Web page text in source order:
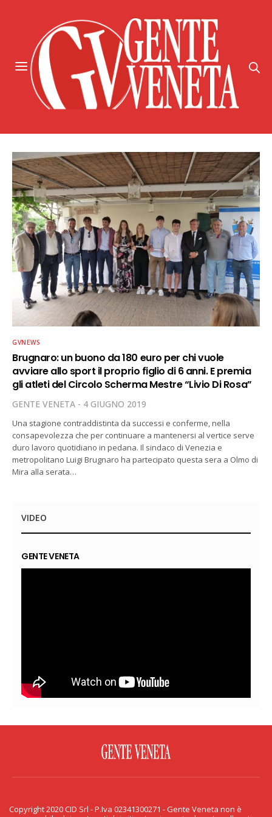
GVNEWS
Brugnaro: un buono da 180 euro per chi vuole
avviare allo sport il proprio figlio di 6 anni. E premia
gli atleti del Circolo Scherma Mestre “Livio Di Rosa”
GENTE VENETA 4 GIUGNO 2019
Una stagione contraddistinta da successi e conferme, nella
consapevolezza che per continuare a mantenersi al vertice serve
duro lavoro quotidiano in pedana. Il sindaco di Venezia e
metropolitano Luigi Brugnaro ha partecipato questa sera a Olmo di
Mira alla serata…
VIDEO
GENTE VENETA
PRIVACY & COOKIE
Copyright 2020 CID Srl - P.Iva 02341300271 - Gente Veneta non è